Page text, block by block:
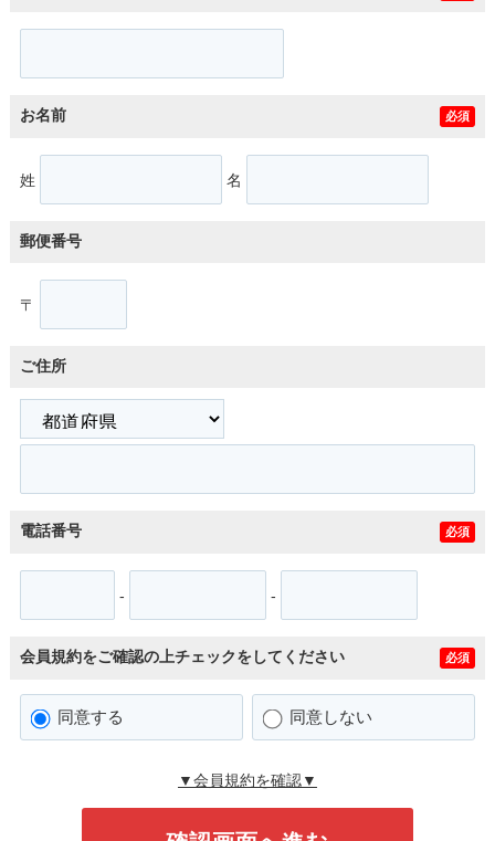
お名前 必須
姓 名
郵便番号
〒
ご住所
電話番号 必須
- -
会員規約をご確認の上チェックをしてください 必須
同意する 同意しない
▼会員規約を確認▼